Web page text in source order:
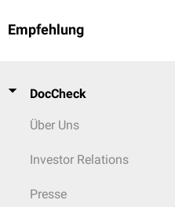
Empfehlung
DocCheck
Über Uns
Investor Relations
Presse